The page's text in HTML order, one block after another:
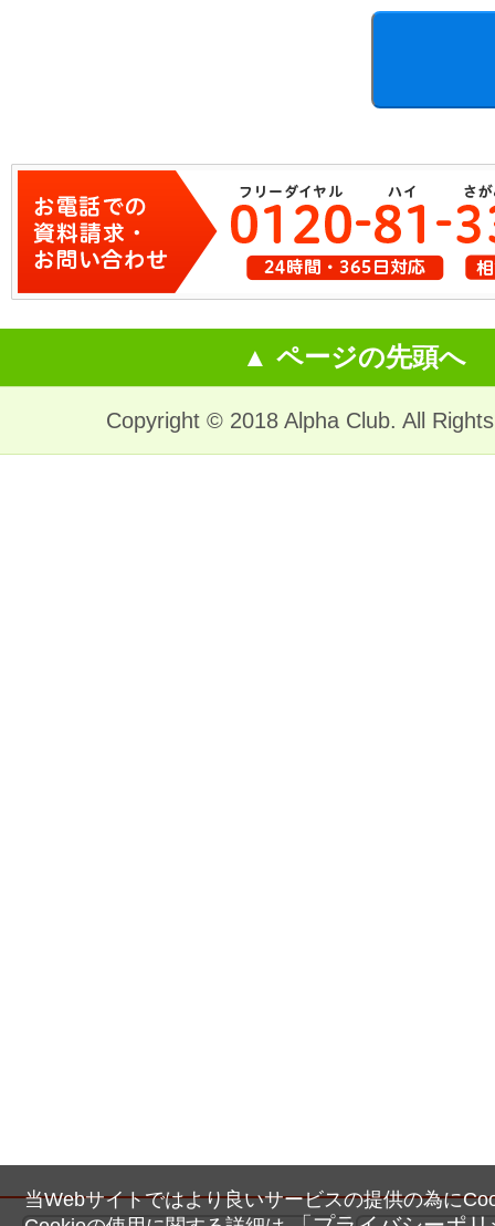
当Webサイトではより良いサービスの提供の為に
▲ ページの先頭へ
Copyright © 2018 Alpha Club. All